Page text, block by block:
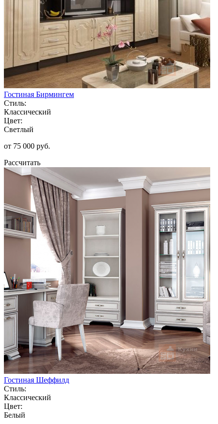
Гостиная Бирмингем
Стиль:
Классический
Цвет:
Светлый
от 75 000 руб.
Рассчитать
Гостиная Шеффилд
Стиль:
Классический
Цвет:
Белый